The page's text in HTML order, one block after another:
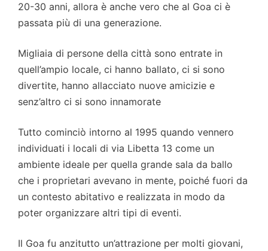
20-30 anni, allora è anche vero che al Goa ci è
passata più di una generazione.
Migliaia di persone della città sono entrate in
quell’ampio locale, ci hanno ballato, ci si sono
divertite, hanno allacciato nuove amicizie e
senz’altro ci si sono innamorate
Tutto cominciò intorno al 1995 quando vennero
individuati i locali di via Libetta 13 come un
ambiente ideale per quella grande sala da ballo
che i proprietari avevano in mente, poiché fuori da
un contesto abitativo e realizzata in modo da
poter organizzare altri tipi di eventi.
Il Goa fu anzitutto un’attrazione per molti giovani,